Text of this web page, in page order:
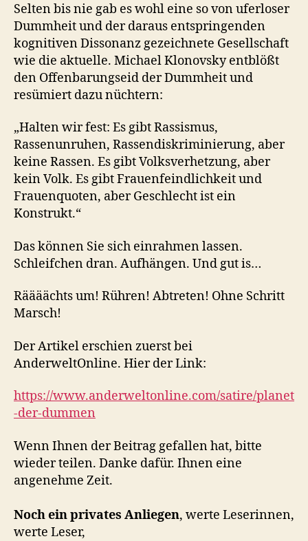
Selten bis nie gab es wohl eine so von uferloser
Dummheit und der daraus entspringenden
kognitiven Dissonanz gezeichnete Gesellschaft
wie die aktuelle. Michael Klonovsky entblößt
den Offenbarungseid der Dummheit und
resümiert dazu nüchtern:
„Halten wir fest: Es gibt Rassismus,
Rassenunruhen, Rassendiskriminierung, aber
keine Rassen. Es gibt Volksverhetzung, aber
kein Volk. Es gibt Frauenfeindlichkeit und
Frauenquoten, aber Geschlecht ist ein
Konstrukt.“
Das können Sie sich einrahmen lassen.
Schleifchen dran. Aufhängen. Und gut is…
Räääächts um! Rühren! Abtreten! Ohne Schritt
Marsch!
Der Artikel erschien zuerst bei
AnderweltOnline. Hier der Link:
https://www.anderweltonline.com/satire/planet
-der-dummen
Wenn Ihnen der Beitrag gefallen hat, bitte
wieder teilen. Danke dafür. Ihnen eine
angenehme Zeit.
Noch ein privates Anliegen, werte Leserinnen,
werte Leser,